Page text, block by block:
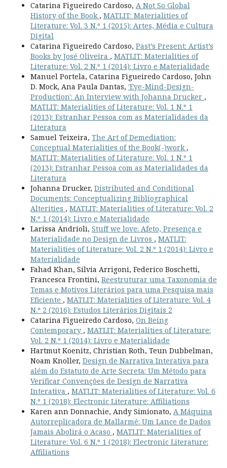
Catarina Figueiredo Cardoso, A Not So Global
History of the Book , MATLIT: Materialities of
Literature: Vol. 3 N.º 1 (2015): Artes, Média e Cultura
Digital
Catarina Figueiredo Cardoso, Past’s Present: Artist’s
Books by José Oliveira , MATLIT: Materialities of
Literature: Vol. 2 N.º 1 (2014): Livro e Materialidade
Manuel Portela, Catarina Figueiredo Cardoso, John
D. Mock, Ana Paula Dantas, 'Eye-Mind-Design-
Production': An Interview with Johanna Drucker ,
MATLIT: Materialities of Literature: Vol. 1 N.º 1
(2013): Estranhar Pessoa com as Materialidades da
Literatura
Samuel Teixeira, The Art of Demediation:
Conceptual Materialities of the Book(-)work ,
MATLIT: Materialities of Literature: Vol. 1 N.º 1
(2013): Estranhar Pessoa com as Materialidades da
Literatura
Johanna Drucker, Distributed and Conditional
Documents: Conceptualizing Bibliographical
Alterities , MATLIT: Materialities of Literature: Vol. 2
N.º 1 (2014): Livro e Materialidade
Larissa Andrioli, Stuff we love: Afeto, Presença e
Materialidade no Design de Livros , MATLIT:
Materialities of Literature: Vol. 2 N.º 1 (2014): Livro e
Materialidade
Fahad Khan, Silvia Arrigoni, Federico Boschetti,
Francesca Frontini, Reestruturar uma Taxonomia de
Temas e Motivos Literários para uma Pesquisa mais
Eficiente , MATLIT: Materialities of Literature: Vol. 4
N.º 2 (2016): Estudos Literários Digitais 2
Catarina Figueiredo Cardoso, On Being
Contemporary , MATLIT: Materialities of Literature:
Vol. 2 N.º 1 (2014): Livro e Materialidade
Hartmut Koenitz, Christian Roth, Teun Dubbelman,
Noam Knoller, Design de Narrativa Interativa para
além do Estatuto de Arte Secreta: Um Método para
Verificar Convenções de Design de Narrativa
Interativa , MATLIT: Materialities of Literature: Vol. 6
N.º 1 (2018): Electronic Literature: Affiliations
Karen ann Donnachie, Andy Simionato, A Máquina
Autorreplicadora de Mallarmé: Um Lance de Dados
Jamais Abolirá o Acaso , MATLIT: Materialities of
Literature: Vol. 6 N.º 1 (2018): Electronic Literature:
Affiliations